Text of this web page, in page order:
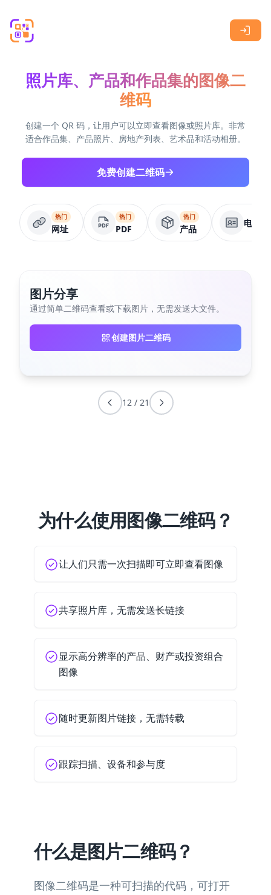
照片库、产品和作品集的图像二
维码
创建一个 QR 码，让用户可以立即查看图像或照片库。非常
适合作品集、产品照片、房地产列表、艺术品和活动相册。
免费创建二维码
热门
网址
热门
PDF
热门
产品
电子
图片分享
通过简单二维码查看或下载图片，无需发送大文件。
创建图片二维码
12/ 21
为什么使用图像二维码？
让人们只需一次扫描即可立即查看图像
共享照片库，无需发送长链接
显示高分辨率的产品、财产或投资组合
图像
随时更新图片链接，无需转载
跟踪扫描、设备和参与度
什么是图片二维码？
图像二维码是一种可扫描的代码，可打开